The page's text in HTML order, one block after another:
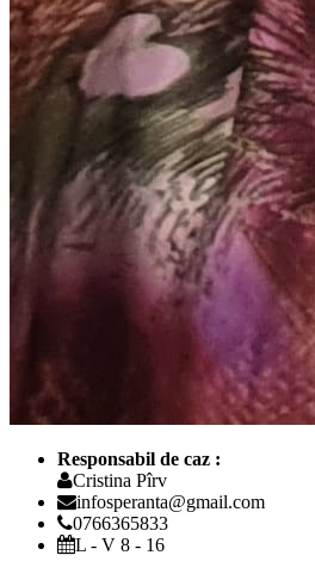
Responsabil de caz :
Cristina Pîrv
infosperanta@gmail.com
0766365833
L - V 8 - 16